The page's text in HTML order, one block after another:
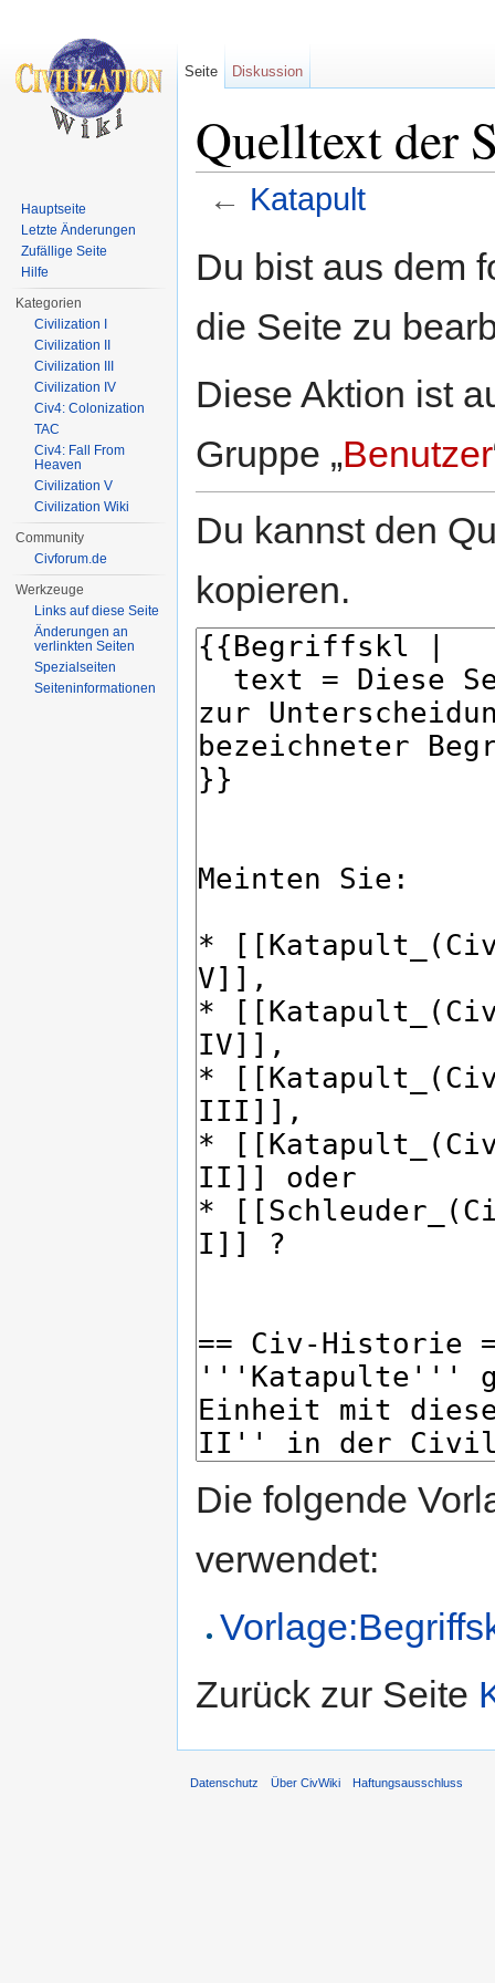
Quelltext der
← Katapult
Du bist aus dem
die Seite zu
Diese Aktion ist
Gruppe „Benutzer
Du kannst den
kopieren.
Die folgende
verwendet:
Zurück zur Seite
Seite Diskussion
Hauptseite
Letzte Änderungen
Zufällige Seite
Hilfe
Kategorien
Civilization I
Civilization II
Civilization III
Civilization IV
Civ4: Colonization
TAC
Civ4: Fall From
Heaven
Civilization V
Civilization Wiki
Community
Civforum.de
Werkzeuge
Links auf diese Seite
Änderungen an
verlinkten Seiten
Spezialseiten
Seiten­informationen
Datenschutz Über CivWiki Haftungsausschluss